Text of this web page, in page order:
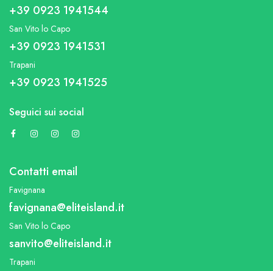
+39 0923 1941544
San Vito lo Capo
+39 0923 1941531
Trapani
+39 0923 1941525
Seguici sui social
Contatti email
Favignana
favignana@eliteisland.it
San Vito lo Capo
sanvito@eliteisland.it
Trapani